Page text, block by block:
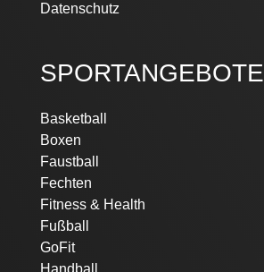
Datenschutz
SPORTANGEBOTE
Navigation
überspringen
Basketball
Boxen
Faustball
Fechten
Fitness & Health
Fußball
GoFit
Handball